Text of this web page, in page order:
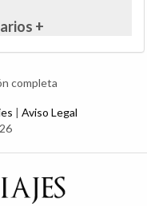
+
completa
| Aviso Legal